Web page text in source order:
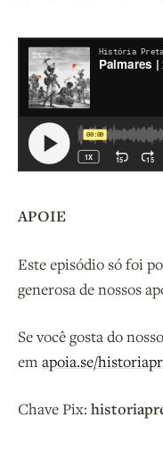
APOIE
Este episódio só foi
generosa de nossos
Se você gosta do
emapoia.se/
Chave Pix: